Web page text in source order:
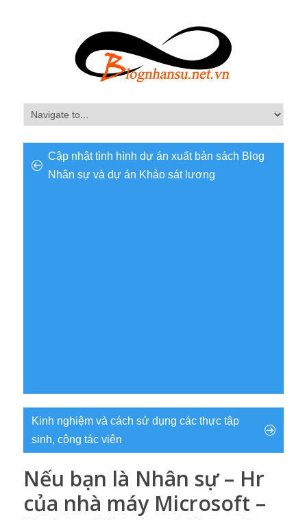
Cập nhật tình hình dự án xuất bản sách Blog
Nhân sự và dự án Khảo sát lương
Kinh nghiệm và cách sử dụng các thực tập
sinh, cộng tác viên
Nếu bạn là Nhân sự – Hr
của nhà máy Microsoft –